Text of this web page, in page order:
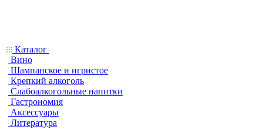
Каталог
Вино
Шампанское и игристое
Крепкий алкоголь
Слабоалкогольные напитки
Гастрономия
Аксессуары
Литература